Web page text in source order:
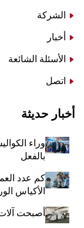
الشركة
أخبار
الأسئلة الشائعة
اتصل
أخبار حديثة
وراء
بالفعل
كم عدد
الأكياس
أصبحت